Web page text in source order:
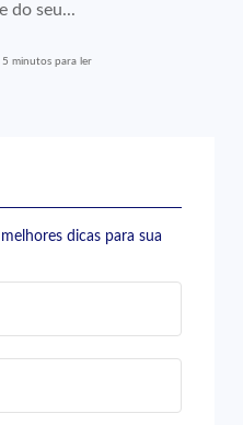
do seu...
5 minutos para ler
dicas para sua